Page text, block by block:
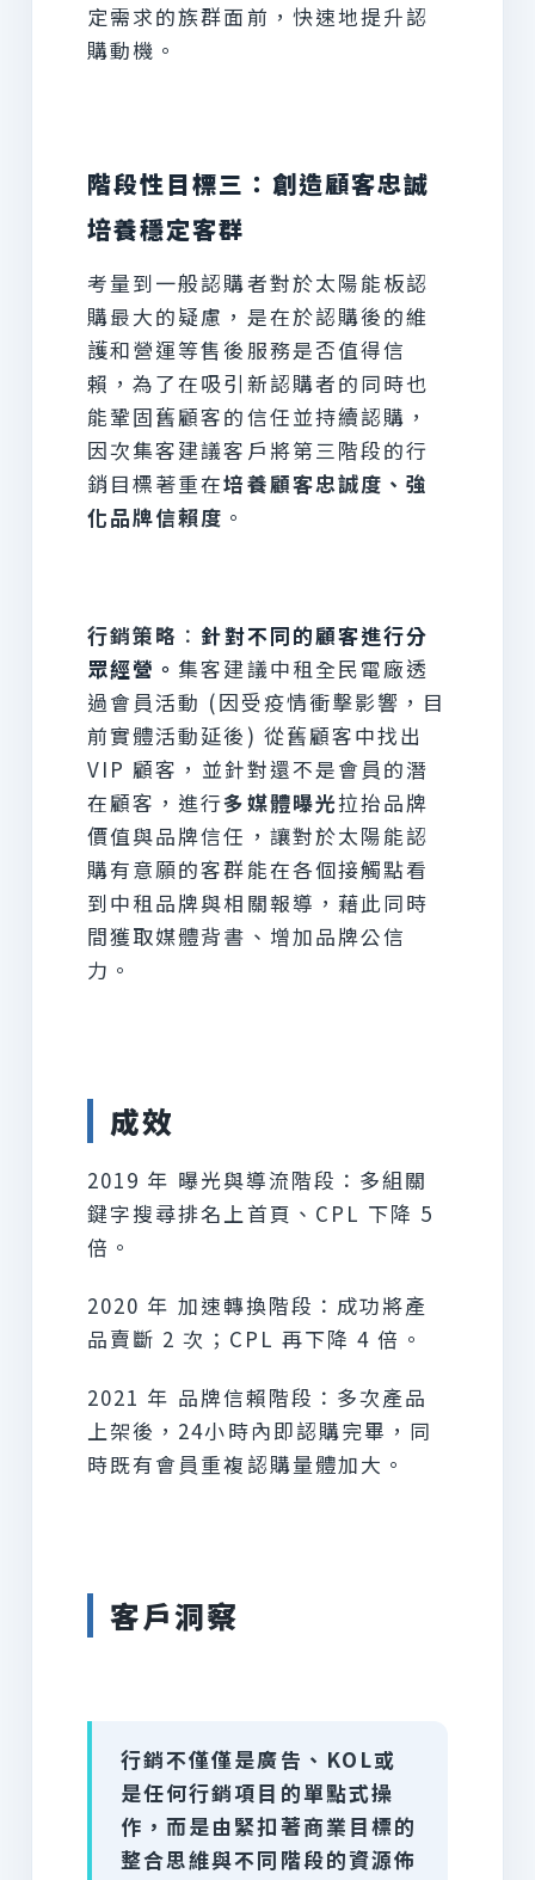
定需求的族群面前，快速地提升認
購動機。
階段性目標三：創造顧客忠誠
培養穩定客群
考量到一般認購者對於太陽能板認
購最大的疑慮，是在於認購後的維
護和營運等售後服務是否值得信
賴，為了在吸引新認購者的同時也
能鞏固舊顧客的信任並持續認購，
因次集客建議客戶將第三階段的行
銷目標著重在培養顧客忠誠度、強
化品牌信賴度 。
行銷策略 ： 針對不同的顧客進行分
眾經營。 集客建議中租全民電廠透
過會員活動 (因受疫情衝擊影響，目
前實體活動延後) 從舊顧客中找出
VIP 顧客，並針對還不是會員的潛
在顧客，進行多媒體曝光拉抬品牌
價值與品牌信任，讓對於太陽能認
購有意願的客群能在各個接觸點看
到中租品牌與相關報導，藉此同時
間獲取媒體背書、增加品牌公信
力。
成效
2019 年 曝光與導流階段：多組關
鍵字搜尋排名上首頁、CPL 下降 5
倍。
2020 年 加速轉換階段：成功將產
品賣斷 2 次；CPL 再下降 4 倍。
2021 年 品牌信賴階段：多次產品
上架後，24小時內即認購完畢，同
時既有會員重複認購量體加大。
客戶洞察
行銷不僅僅是廣告、KOL或
是任何行銷項目的單點式操
作，而是由緊扣著商業目標的
整合思維與不同階段的資源佈